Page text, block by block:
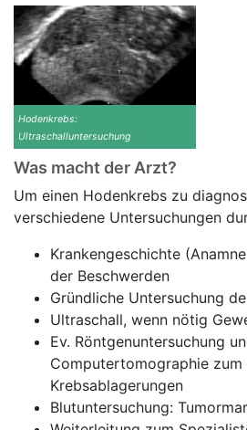
Hodenkrebs:
Ultraschalluntersuchung
Was macht der Arzt?
Um einen Hodenkrebs zu
verschiedene Untersuchungen
Krankengeschichte
der Beschwerden
Gründliche Untersuchung
Ultraschall, wenn nötig
Ev. Röntgenuntersuchung
Computertomographie zum
Krebsablagerungen
Blutuntersuchung: